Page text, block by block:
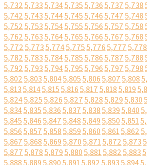
5,7325,7335,7345,7355,7365,7375,738
5,7425,7435,7445,7455,7465,7475,748
5,7525,7535,7545,7555,7565,7575,758
5,7625,7635,7645,7655,7665,7675,768
5,7725,7735,7745,7755,7765,7775,778
5,7825,7835,7845,7855,7865,7875,788
5,7925,7935,7945,7955,7965,7975,798
5,8025,8035,8045,8055,8065,8075,808
5,8135,8145,8155,8165,8175,8185,819
5,8245,8255,8265,8275,8285,8295,830
5,8345,8355,8365,8375,8385,8395,840
5,8455,8465,8475,8485,8495,8505,851
5,8565,8575,8585,8595,8605,8615,862
5,8675,8685,8695,8705,8715,8725,873
5,8775,8785,8795,8805,8815,8825,883